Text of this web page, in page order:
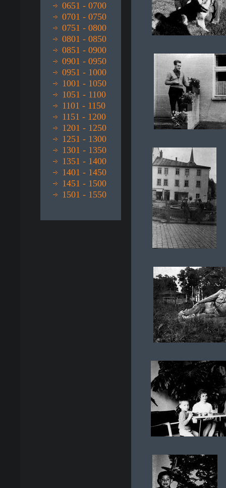
0651 - 0700
0701 - 0750
0751 - 0800
0801 - 0850
0851 - 0900
0901 - 0950
0951 - 1000
1001 - 1050
1051 - 1100
1101 - 1150
1151 - 1200
1201 - 1250
1251 - 1300
1301 - 1350
1351 - 1400
1401 - 1450
1451 - 1500
1501 - 1550